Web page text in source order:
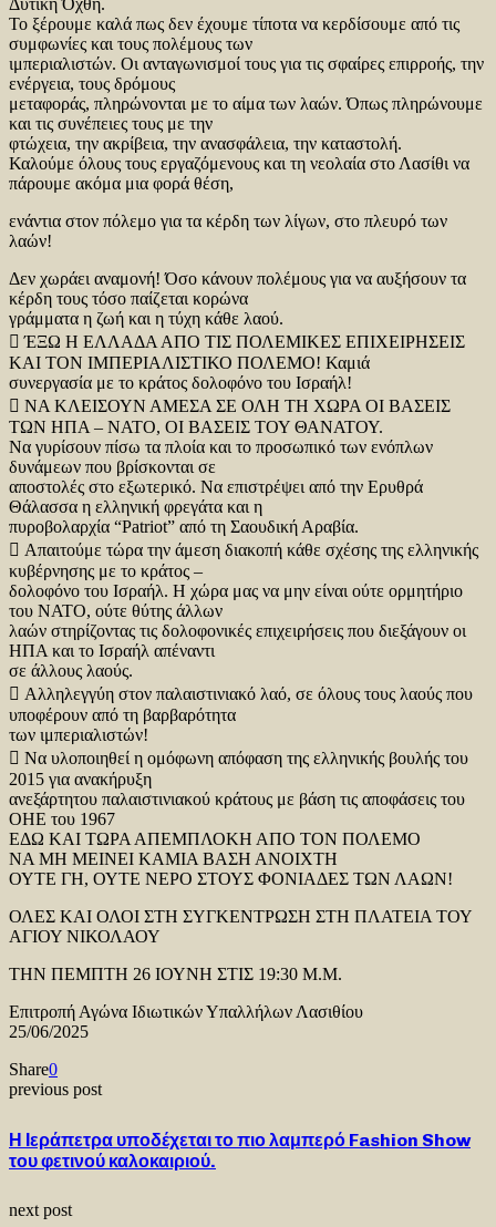
Το ξέρουμε καλά πως δεν έχουμε τίποτα να κερδίσουμε από τις
συμφωνίες και τους πολέμους των
ιμπεριαλιστών. Οι ανταγωνισμοί τους για τις σφαίρες επιρροής, την
ενέργεια, τους δρόμους
μεταφοράς, πληρώνονται με το αίμα των λαών. Όπως πληρώνουμε
και τις συνέπειες τους με την
φτώχεια, την ακρίβεια, την ανασφάλεια, την καταστολή.
Καλούμε όλους τους εργαζόμενους και τη νεολαία στο Λασίθι να
πάρουμε ακόμα μια φορά θέση,
ενάντια στον πόλεμο για τα κέρδη των λίγων, στο πλευρό των
λαών!
Δεν χωράει αναμονή! Όσο κάνουν πολέμους για να αυξήσουν τα
κέρδη τους τόσο παίζεται κορώνα
γράμματα η ζωή και η τύχη κάθε λαού.
 ΈΞΩ Η ΕΛΛΑΔΑ ΑΠΟ ΤΙΣ ΠΟΛΕΜΙΚΕΣ ΕΠΙΧΕΙΡΗΣΕΙΣ
ΚΑΙ ΤΟΝ ΙΜΠΕΡΙΑΛΙΣΤΙΚΟ ΠΟΛΕΜΟ! Καμιά
συνεργασία με το κράτος δολοφόνο του Ισραήλ!
 ΝΑ ΚΛΕΙΣΟΥΝ ΑΜΕΣΑ ΣΕ ΟΛΗ ΤΗ ΧΩΡΑ ΟΙ ΒΑΣΕΙΣ
ΤΩΝ ΗΠΑ – ΝΑΤΟ, ΟΙ ΒΑΣΕΙΣ ΤΟΥ ΘΑΝΑΤΟΥ.
Να γυρίσουν πίσω τα πλοία και το προσωπικό των ενόπλων
δυνάμεων που βρίσκονται σε
αποστολές στο εξωτερικό. Να επιστρέψει από την Ερυθρά
Θάλασσα η ελληνική φρεγάτα και η
πυροβολαρχία “Patriot” από τη Σαουδική Αραβία.
 Απαιτούμε τώρα την άμεση διακοπή κάθε σχέσης της ελληνικής
κυβέρνησης με το κράτος –
δολοφόνο του Ισραήλ. Η χώρα μας να μην είναι ούτε ορμητήριο
του ΝΑΤΟ, ούτε θύτης άλλων
λαών στηρίζοντας τις δολοφονικές επιχειρήσεις που διεξάγουν οι
ΗΠΑ και το Ισραήλ απέναντι
σε άλλους λαούς.
 Αλληλεγγύη στον παλαιστινιακό λαό, σε όλους τους λαούς που
υποφέρουν από τη βαρβαρότητα
των ιμπεριαλιστών!
 Να υλοποιηθεί η ομόφωνη απόφαση της ελληνικής βουλής του
2015 για ανακήρυξη
ανεξάρτητου παλαιστινιακού κράτους με βάση τις αποφάσεις του
ΟΗΕ του 1967
ΕΔΩ ΚΑΙ ΤΩΡΑ ΑΠΕΜΠΛΟΚΗ ΑΠΟ ΤΟΝ ΠΟΛΕΜΟ
ΝΑ ΜΗ ΜΕΙΝΕΙ ΚΑΜΙΑ ΒΑΣΗ ΑΝΟΙΧΤΗ
ΟΥΤΕ ΓΗ, ΟΥΤΕ ΝΕΡΟ ΣΤΟΥΣ ΦΟΝΙΑΔΕΣ ΤΩΝ ΛΑΩΝ!
ΟΛΕΣ ΚΑΙ ΟΛΟΙ ΣΤΗ ΣΥΓΚΕΝΤΡΩΣΗ ΣΤΗ ΠΛΑΤΕΙΑ ΤΟΥ
ΑΓΙΟΥ ΝΙΚΟΛΑΟΥ
ΤΗΝ ΠΕΜΠΤΗ 26 ΙΟΥΝΗ ΣΤΙΣ 19:30 Μ.Μ.
Επιτροπή Αγώνα Ιδιωτικών Υπαλλήλων Λασιθίου
25/06/2025
Share0
previous post
Η Ιεράπετρα υποδέχεται το πιο λαμπερό Fashion Show
του φετινού καλοκαιριού.
next post